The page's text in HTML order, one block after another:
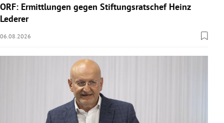
ORF: Ermittlungen gegen Stiftungsratschef Heinz
Lederer
06.08.2026